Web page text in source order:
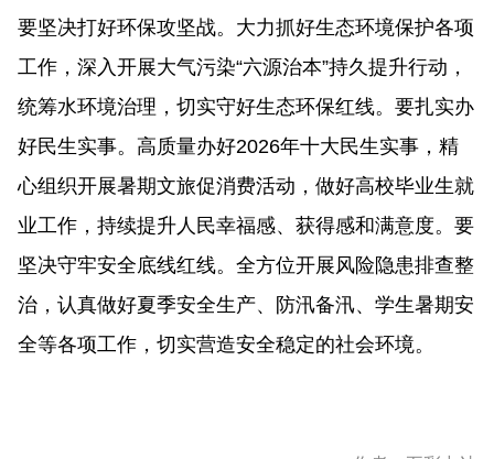
要坚决打好环保攻坚战。大力抓好生态环境保护各项
工作，深入开展大气污染“‌六源治本‌”持久提升行动，
统筹水环境治理，切实守好生态环保红线。要扎实办
好民生实事。高质量办好2026年十大民生实事，精
心组织开展暑期文旅促消费活动，做好高校毕业生就
业工作，持续提升人民幸福感、获得感和满意度。要
坚决守牢安全底线红线。全方位开展风险隐患排查整
治，认真做好夏季安全生产、防汛备汛、学生暑期安
全等各项工作，切实营造安全稳定的社会环境。